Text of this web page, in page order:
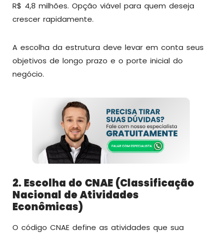
R$ 4,8 milhões. Opção viável para quem deseja
crescer rapidamente.
A escolha da estrutura deve levar em conta seus
objetivos de longo prazo e o porte inicial do
negócio.
2. Escolha do CNAE (Classificação
Nacional de Atividades
Econômicas)
O código CNAE define as atividades que sua